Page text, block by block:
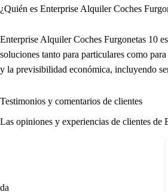
¿Quién es Enterprise Alquiler Coches
Enterprise Alquiler Coches Furgonetas 10
soluciones tanto para particulares como
y la previsibilidad económica, incluyendo
Testimonios y comentarios de clientes
Las opiniones y experiencias de clientes de